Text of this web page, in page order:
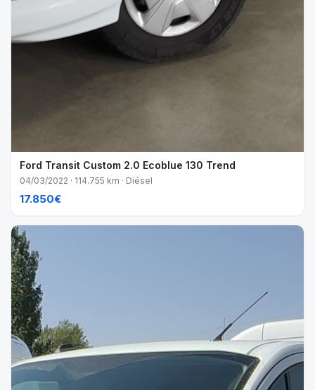
Ford Transit Custom 2.0 Ecoblue 130 Trend
04/03/2022 · 114.755 km · Diésel
17.850€